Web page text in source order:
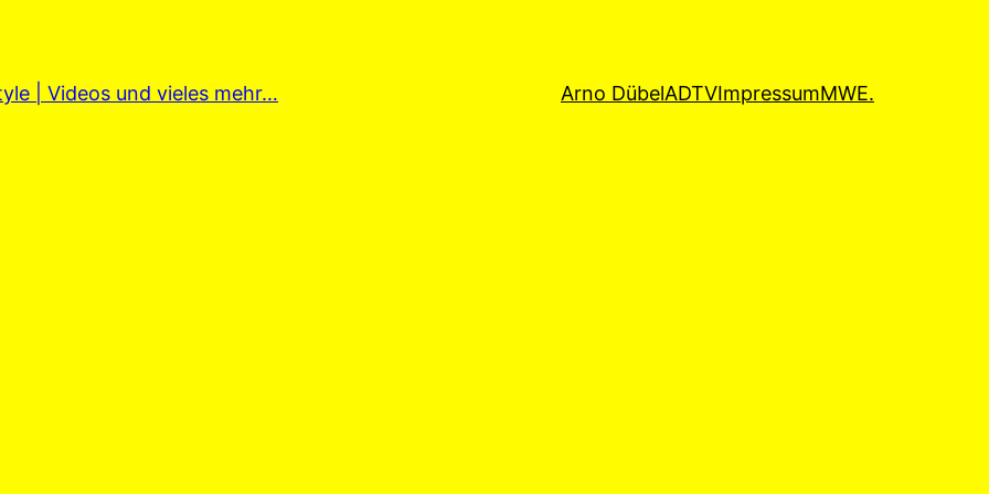
| Videos und vieles mehr… Arno DübelADTVImpressumMWE.